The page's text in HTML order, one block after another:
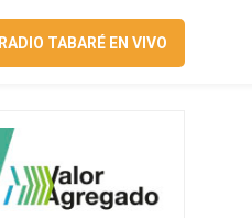
RADIO TABARÉ EN VIVO